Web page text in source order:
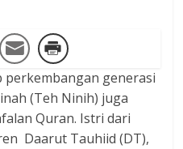
generasi
(Teh Ninih) juga
Quran. Istri dari
Daarut Tauhiid (DT),